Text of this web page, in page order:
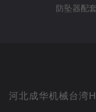
防坠器配套
河北成华机械台湾